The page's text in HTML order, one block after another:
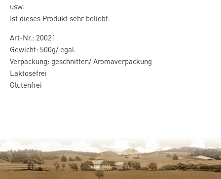
usw.
Ist dieses Produkt sehr beliebt.
Art-Nr.: 20021
Gewicht: 500g/ egal.
Verpackung: geschnitten/ Aromaverpackung
Laktosefrei
Glutenfrei